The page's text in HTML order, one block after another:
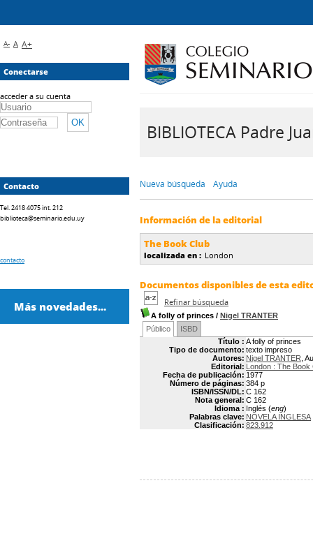
BIBLIOTECA Padre
Nueva búsqueda Ayuda
Información de la editorial
The Book Club
localizada en : London
Documentos disponibles de esta
Refinar búsqueda
A folly of princes / Nigel TRANTER
Público
ISBD
Título : A folly of princes
Tipo de documento: texto impreso
Autores: Nigel TRANTER ,
Editorial: London : The Book
Fecha de publicación: 1977
Número de páginas: 384 p
ISBN/ISSN/DL: C 162
Nota general: C 162
Idioma : Inglés (eng)
Palabras clave: NOVELA INGLESA
Clasificación: 823.912
A- A A+
Conectarse
acceder a su cuenta
Contacto
Tel. 2418 4075 int. 212
biblioteca@seminario.edu.uy
contacto
Más novedades...